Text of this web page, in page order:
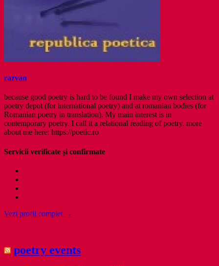
razvan
because good poetry is hard to be found I make my own selection at
poetry depot (for international poetry) and at romanian bodies (for
Romanian poetry in translation). My main interest is in
contemporary poetry. I call it a relational reading of poetry. more
about me here: https://poetic.ro
Servicii verificate și confirmate
Vezi profil complet →
poetry events